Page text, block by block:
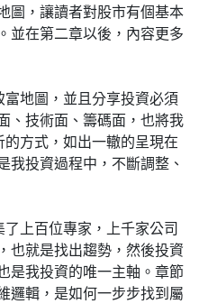
圖，讓讀者對股市有個基本
並在第二章以後，內容更多
地圖，並且分享投資必須
、技術面、籌碼面，也將我
方式，如出一轍的呈現在
我投資過程中，不斷調整、
上百位專家，上千家公司
也就是找出趨勢，然後投資
我投資的唯一主軸。章節
邏輯，是如何一步步找到屬